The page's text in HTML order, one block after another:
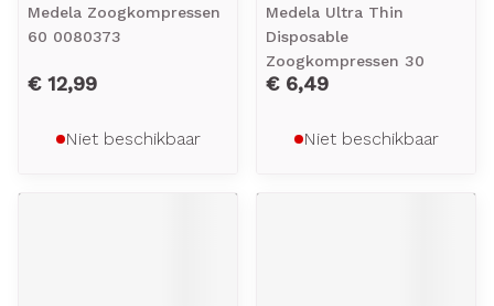
Medela Zoogkompressen
60 0080373
€ 12,99
Niet beschikbaar
Medela Ultra Thin
Disposable
Zoogkompressen 30
€ 6,49
Niet beschikbaar